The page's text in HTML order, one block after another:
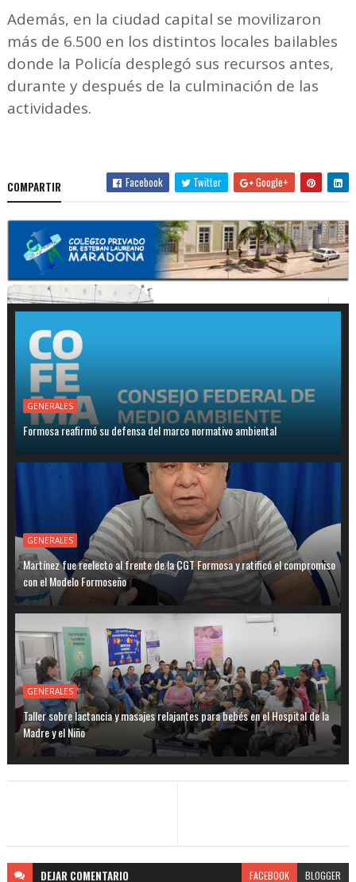
Además, en la ciudad capital se movilizaron
más de 6.500 en los distintos locales bailables
donde la Policía desplegó sus recursos antes,
durante y después de la culminación de las
actividades.
COMPARTIR Facebook Twitter Google+
GENERALES
Formosa reafirmó su defensa del marco normativo ambiental
GENERALES
Martínez fue reelecto al frente de la CGT Formosa y ratificó el compromiso
con el Modelo Formoseño
GENERALES
Taller sobre lactancia y masajes relajantes para bebés en el Hospital de la
Madre y el Niño
DEJAR COMENTARIO FACEBOOK BLOGGER